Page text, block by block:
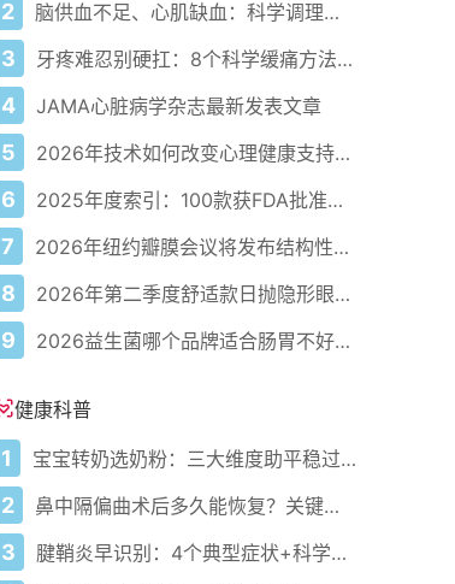
2 脑供血不足、心肌缺血：科学调理全攻略
3 牙疼难忍别硬扛：8个科学缓痛方法收好
4 JAMA心脏病学杂志最新发表文章
5 2026年技术如何改变心理健康支持的获取方式
6 2025年度索引：100款获FDA批准的AI驱动医疗设备
7 2026年纽约瓣膜会议将发布结构性心脏病最新研究成果
8 2026年第二季度舒适款日抛隐形眼镜推荐，优瞳主打长效佩戴体验
9 2026益生菌哪个品牌适合肠胃不好的人，常年饱受肠胃病痛看过来，梳理实用十大品牌
健康科普
1 宝宝转奶选奶粉：三大维度助平稳过渡
2 鼻中隔偏曲术后多久能恢复？关键看这几点
3 腱鞘炎早识别：4个典型症状+科学应对，避免关节卡壳